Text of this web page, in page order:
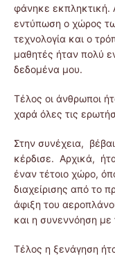
φάνηκε εκπληκτική.
εντύπωση ο χώρος
τεχνολογία και ο
μαθητές ήταν πολύ
δεδομένα μου.
Τέλος οι άνθρωποι
χαρά όλες τις
Στην συνέχεια,
κέρδισε. Αρχικά,
έναν τέτοιο χώρο,
διαχείρισης από το
άφιξη του
και η συνεννόηση
Τέλος η ξενάγηση